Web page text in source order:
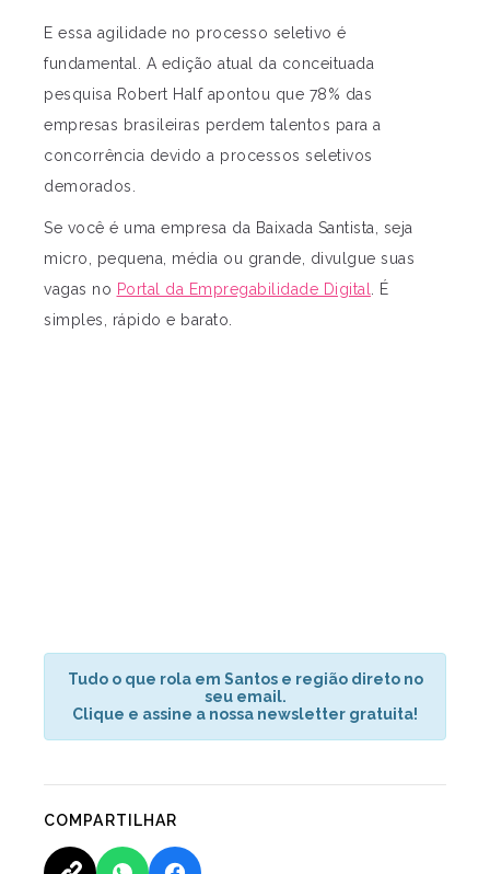
E essa agilidade no processo seletivo é
fundamental. A edição atual da conceituada
pesquisa Robert Half apontou que 78% das
empresas brasileiras perdem talentos para a
concorrência devido a processos seletivos
demorados.
Se você é uma empresa da Baixada Santista, seja
micro, pequena, média ou grande, divulgue suas
vagas no Portal da Empregabilidade Digital. É
simples, rápido e barato.
Tudo o que rola em Santos e região direto no
seu email.
Clique e assine a nossa newsletter gratuita!
COMPARTILHAR